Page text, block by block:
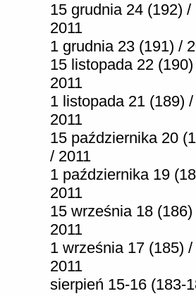
15 grudnia 24 (192) /
2011
1 grudnia 23 (191) /
15 listopada 22
2011
1 listopada 21 (189) /
2011
15 października 20
/ 2011
1 października 19
2011
15 września 18 (186)
2011
1 września 17 (185) /
2011
sierpień 15-16 (183-